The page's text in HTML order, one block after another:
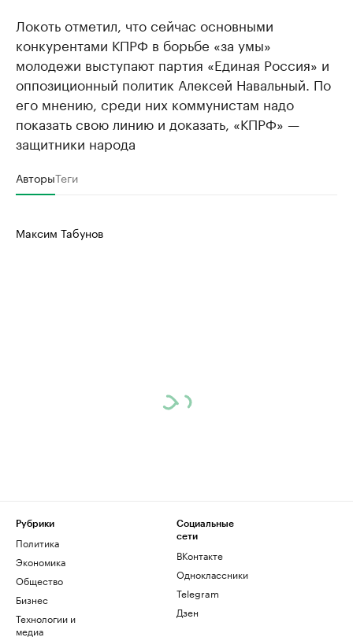
Локоть отметил, что сейчас основными
конкурентами КПРФ в борьбе «за умы»
молодежи выступают партия «Единая Россия» и
оппозиционный политик Алексей Навальный. По
его мнению, среди них коммунистам надо
показать свою линию и доказать, «КПРФ» —
защитники народа
АвторыТеги
Максим Табунов
Рубрики
Политика
Экономика
Общество
Бизнес
Технологии и
медиа
Социальные
сети
ВКонтакте
Одноклассники
Telegram
Дзен